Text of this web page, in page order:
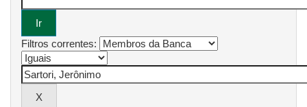
Filtros correntes: